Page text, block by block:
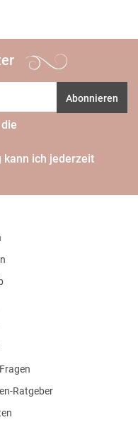
Abonnieren
kann ich jederzeit
Ratgeber